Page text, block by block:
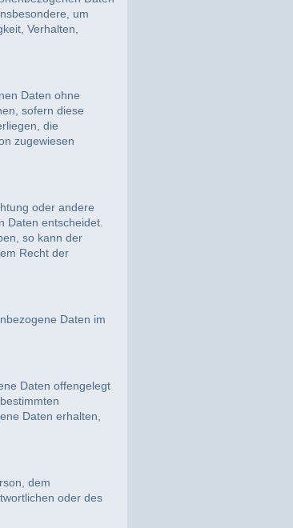
um
Verhalten,
Daten ohne
sofern diese
die
zugewiesen
oder andere
Daten entscheidet.
so kann der
Recht der
Daten im
Daten offengelegt
Daten erhalten,
dem
oder des